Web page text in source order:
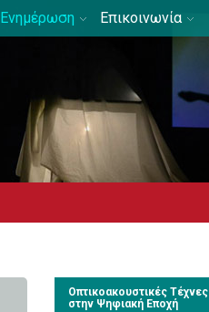
Ενημέρωση Επικοινωνία
Οπτικοακουστικές Τέχνες
στην Ψηφιακή Εποχή